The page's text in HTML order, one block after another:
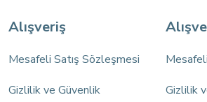
Alışveriş
Mesafeli Satış Sözleşmesi
Gizlilik ve Güvenlik
Gizlilik